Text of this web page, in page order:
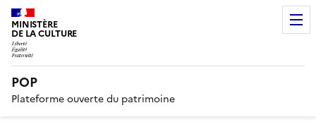
MINISTÈRE
DE LA CULTURE
POP
Plateforme ouverte du patrimoine